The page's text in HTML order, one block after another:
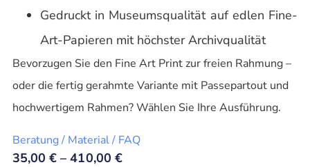
Gedruckt in Museumsqualität auf edlen Fine-
Art-Papieren mit höchster Archivqualität
Bevorzugen Sie den Fine Art Print zur freien Rahmung –
oder die fertig gerahmte Variante mit Passepartout und
hochwertigem Rahmen? Wählen Sie Ihre Ausführung.
Beratung / Material / FAQ
35,00€ –410,00 €